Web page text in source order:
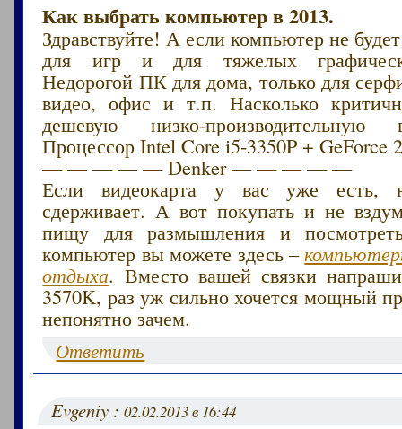
Как выбрать компьютер в 2013.
Здравствуйте! А если компьютер не
для игр и для тяжелых
Недорогой ПК для дома, только для
видео, офис и т.п. Насколько
дешевую низко-производительную
Процессор Intel Core i5-3350P + GeForce
— — — — — Denker — — — — —
Если видеокарта у вас уже есть,
сдерживает. А вот покупать и не
пищу для размышления и
компьютер вы можете здесь –
отдыха. Вместо вашей связки
3570K, раз уж сильно хочется мощный
непонятно зачем.
Ответить
Evgeniy :02.02.2013 в 16:44